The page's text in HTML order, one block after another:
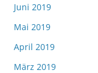
Juni 2019
Mai 2019
April 2019
März 2019